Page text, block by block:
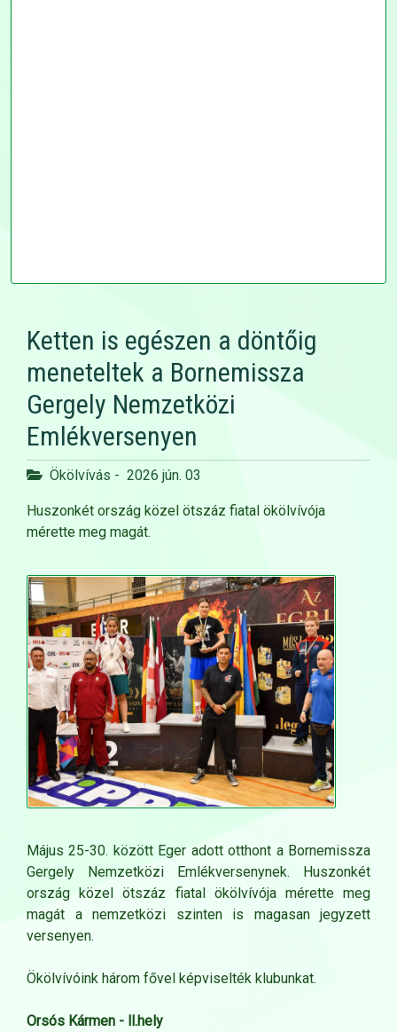
Ketten is egészen a döntőig
meneteltek a Bornemissza
Gergely Nemzetközi
Emlékversenyen
Ökölvívás - 2026 jún. 03
Huszonkét ország közel ötszáz fiatal ökölvívója
mérette meg magát.
Május 25-30. között Eger adott otthont a Bornemissza
Gergely Nemzetközi Emlékversenynek. Huszonkét
ország közel ötszáz fiatal ökölvívója mérette meg
magát a nemzetközi szinten is magasan jegyzett
versenyen.
Ökölvívóink három fővel képviselték klubunkat.
Orsós Kármen - ll.hely